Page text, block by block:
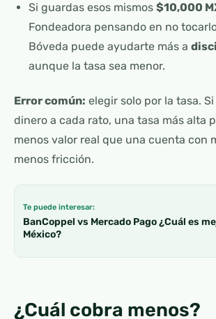
Si guardas esos mismos $10,000
Fondeadora pensando en no
Bóveda puede ayudarte más a
aunque la tasa sea menor.
Error común: elegir solo por la tasa.
dinero a cada rato, una tasa más alta
menos valor real que una cuenta con
menos fricción.
Te puede interesar:
BanCoppel vs Mercado Pago ¿Cuál es
México?
¿Cuál cobra menos?